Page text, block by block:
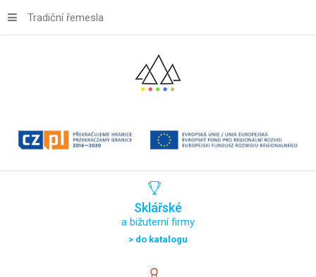
Tradiční řemesla
Sklářské
a bižuterní firmy
> do katalogu